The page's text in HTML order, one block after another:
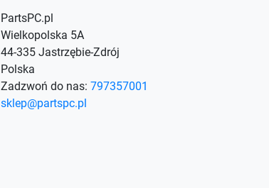
PartsPC.pl
Wielkopolska 5A
44-335 Jastrzębie-Zdrój
Polska
Zadzwoń do nas: 797357001
sklep@partspc.pl